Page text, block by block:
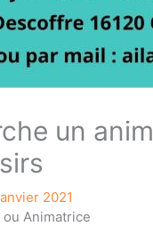
un
2021
ou Animatrice